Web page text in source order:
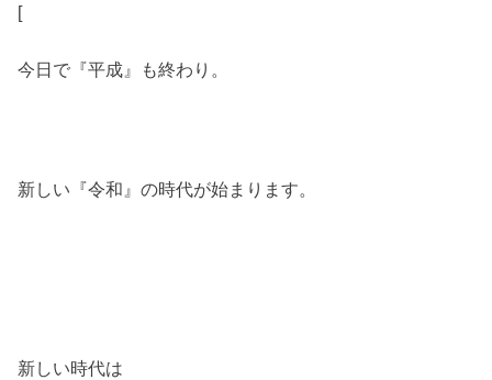
[
今日で『平成』も終わり。
新しい『令和』の時代が始まります。
新しい時代は